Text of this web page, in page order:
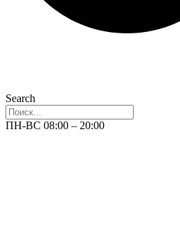
Search
ПН-ВС 08:00 – 20:00